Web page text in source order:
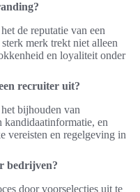
de reputatie van een
merk trekt niet alleen
en loyaliteit onder
recruiter uit?
bijhouden van
kandidaatinformatie, en
vereisten en regelgeving in
bedrijven?
door voorselecties uit te